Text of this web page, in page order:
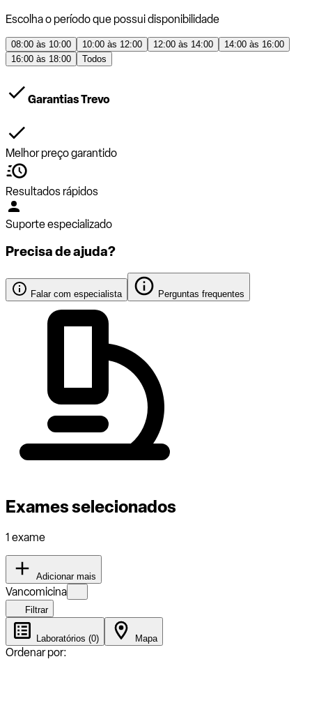
Escolha o período que possui disponibilidade
08:00 às 10:00 10:00 às 12:00 12:00 às 14:00
14:00 às 16:00
16:00 às 18:00
Todos
Garantias Trevo
Melhor preço garantido
Resultados rápidos
Suporte especializado
Precisa de ajuda?
Falar com especialista Perguntas frequentes
Exames selecionados
1 exame
Adicionar mais
Vancomicina
Filtrar
Laboratórios (0) Mapa
Ordenar por: